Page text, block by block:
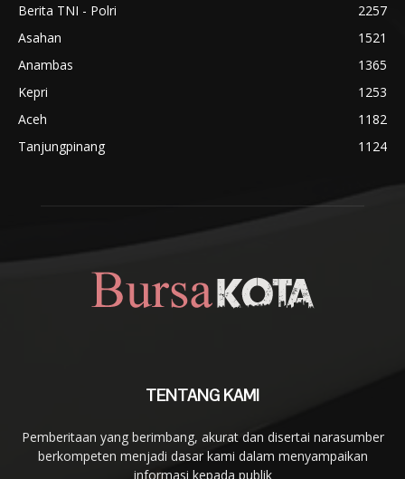
Berita TNI - Polri
2257
Asahan
1521
Anambas
1365
Kepri
1253
Aceh
1182
Tanjungpinang
1124
TENTANG KAMI
Pemberitaan yang berimbang, akurat dan disertai narasumber
berkompeten menjadi dasar kami dalam menyampaikan
informasi kepada publik